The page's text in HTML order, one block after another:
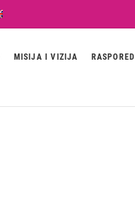
MISIJA I VIZIJA RASPORED